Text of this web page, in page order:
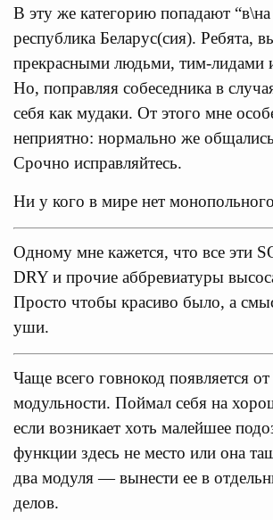
В эту же категорию попадают
республика Беларус(сия). Ребята,
прекрасными людьми, тим-лидами
Но, поправляя собеседника в
себя как мудаки. От этого мне
неприятно: нормально же
Срочно исправляйтесь.
Ни у кого в мире нет
Одному мне кажется, что все эти
DRY и прочие аббревиатуры
Просто чтобы красиво было, а
уши.
Чаще всего говнокод появляется от
модульности. Поймал себя на
если возникает хоть малейшее
функции здесь не место или она
два модуля — вынести ее в
делов.